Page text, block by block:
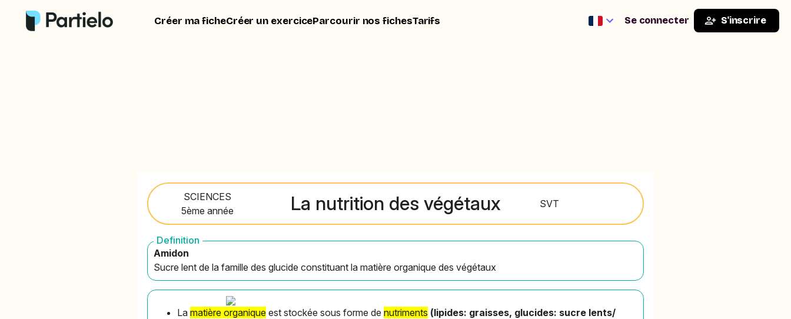
Créer ma ficheCréer un exerciceParcourir nos fichesTarifs Se connecter S'inscrire
SCIENCES
5ème année
La nutrition des végétaux SVT
Definition
Amidon
Sucre lent de la famille des glucide constituant la matière organique des végétaux
Lamatière organique est stockée sous forme denutriments (lipides: graisses, glucides: sucre lents/